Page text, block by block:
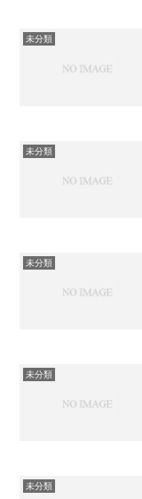
未分類
未分類
未分類
未分類
未分類